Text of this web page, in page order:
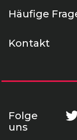
Häufige
Kontakt
Folge
uns